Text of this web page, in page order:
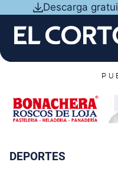
contenido
Descarga
DEPORTES